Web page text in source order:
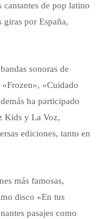
de pop latino
giras por España,
sonoras de
«Cuidado
ha participado
Kids y La Voz,
ediciones, tanto en
más famosas,
disco «En tus
pasajes como